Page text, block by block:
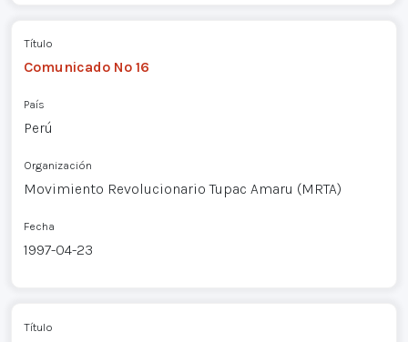
Título
Comunicado Nº 16
País
Perú
Organización
Movimiento Revolucionario Tupac Amaru (MRTA)
Fecha
1997-04-23
Título